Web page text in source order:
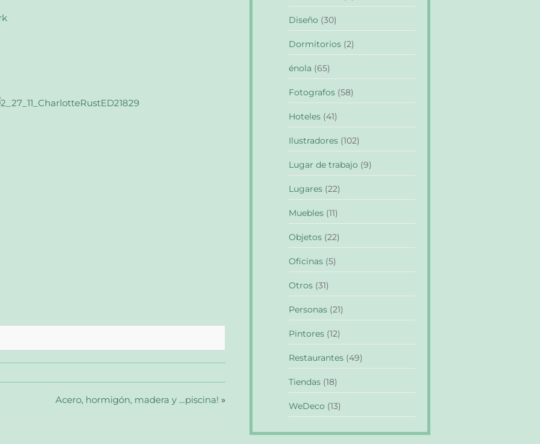
Acero, hormigón, madera y …piscina! »
Diseño (30)
Dormitorios (2)
énola (65)
Fotografos (58)
Hoteles (41)
Ilustradores (102)
Lugar de trabajo (9)
Lugares (22)
Muebles (11)
Objetos (22)
Oficinas (5)
Otros (31)
Personas (21)
Pintores (12)
Restaurantes (49)
Tiendas (18)
WeDeco (13)